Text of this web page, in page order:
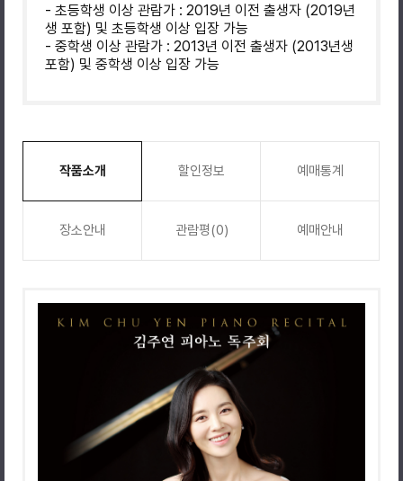
- 초등학생 이상 관람가 : 2019년 이전 출생자 (2019년
생 포함) 및 초등학생 이상 입장 가능
- 중학생 이상 관람가 : 2013년 이전 출생자 (2013년생
포함) 및 중학생 이상 입장 가능
작품소개 할인정보 예매통계
장소안내 관람평(0) 예매안내